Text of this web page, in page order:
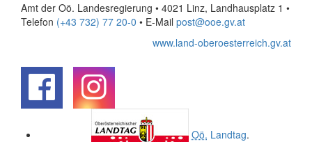
Amt der Oö. Landesregierung • 4021 Linz, Landhausplatz 1 •
Telefon (+43 732) 77 20-0 • E-Mail post@ooe.gv.at
www.land-oberoesterreich.gv.at
Oö. Landtag.